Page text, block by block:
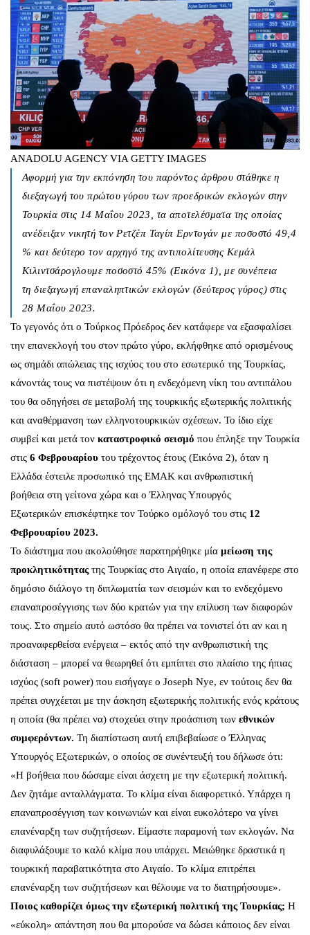
ANADOLU AGENCY VIA GETTY IMAGES
Αφορμή για την εκπόνηση του παρόντος άρθρου στάθηκε η
διεξαγωγή του πρώτου γύρου των προεδρικών εκλογών στην
Τουρκία στις 14 Μαΐου 2023, τα αποτελέσματα της οποίας
ανέδειξαν νικητή τον Ρετζέπ Ταγίπ Ερντογάν με ποσοστό 49,4
% και δεύτερο τον αρχηγό της αντιπολίτευσης Κεμάλ
Κιλιντσάρογλουμε ποσοστό 45% (Εικόνα 1), με συνέπεια
τηδιεξαγωγή επαναληπτικών εκλογών (δεύτερος γύρος) στις
28 Μαΐου 2023.
Το γεγονός ότι ο Τούρκος Πρόεδρος δεν κατάφερε να εξασφαλίσει
την επανεκλογή του στον πρώτο γύρο, εκλήφθηκε από ορισμένους
ως σημάδι απώλειας της ισχύος του στο εσωτερικό της Τουρκίας,
κάνοντάς τους να πιστέψουν ότι η ενδεχόμενη νίκη του αντιπάλου
του θα οδηγήσει σε μεταβολή της τουρκικής εξωτερικής πολιτικής
και αναθέρμανση των ελληνοτουρκικών σχέσεων. Το ίδιο είχε
συμβεί και μετά τον καταστροφικό σεισμό που έπληξε την Τουρκία
στις 6 Φεβρουαρίου του τρέχοντος έτους (Εικόνα 2), όταν η
Ελλάδα έστειλε προσωπικό της ΕΜΑΚ και ανθρωπιστική
βοήθεια στη γείτονα χώρα και ο Έλληνας Υπουργός
Εξωτερικών επισκέφτηκε τον Τούρκο ομόλογό του στις 12
Φεβρουαρίου 2023.
Το διάστημα που ακολούθησε παρατηρήθηκε μία μείωση της
προκλητικότηταςτης Τουρκίας στο Αιγαίο, η οποία επανέφερε στο
δημόσιο διάλογο τη διπλωματία των σεισμών και το ενδεχόμενο
επαναπροσέγγισης των δύο κρατών για την επίλυση των διαφορών
τους. Στο σημείο αυτό ωστόσο θα πρέπει να τονιστεί ότι αν και η
προαναφερθείσα ενέργεια – εκτός από την ανθρωπιστική της
διάσταση – μπορεί να θεωρηθεί ότι εμπίπτει στο πλαίσιο της ήπιας
ισχύος (soft power) που εισήγαγε ο Joseph Nye, εν τούτοις δεν θα
πρέπει συγχέεται με την άσκηση εξωτερικής πολιτικής ενός κράτους
η οποία (θα πρέπει να) στοχεύει στην προάσπιση των εθνικών
συμφερόντων. Τη διαπίστωση αυτή επιβεβαίωσε ο Έλληνας
Υπουργός Εξωτερικών, ο οποίος σε συνέντευξή του δήλωσε ότι:
«Η βοήθεια που δώσαμε είναι άσχετη με την εξωτερική πολιτική.
Δεν ζητάμε ανταλλάγματα. Το κλίμα είναι διαφορετικό. Υπάρχει η
επαναπροσέγγιση των κοινωνιών και είναι ευκολότερο να γίνει
επανέναρξη των συζητήσεων. Είμαστε παραμονή των εκλογών. Να
διαφυλάξουμε το καλό κλίμα που υπάρχει. Μειώθηκε δραστικά η
τουρκική παραβατικότητα στο Αιγαίο. Το κλίμα επιτρέπει
επανέναρξη των συζητήσεων και θέλουμε να το διατηρήσουμε».
Ποιος καθορίζει όμως την εξωτερική πολιτική της Τουρκίας; Η
«εύκολη» απάντηση που θα μπορούσε να δώσει κάποιος δεν είναι